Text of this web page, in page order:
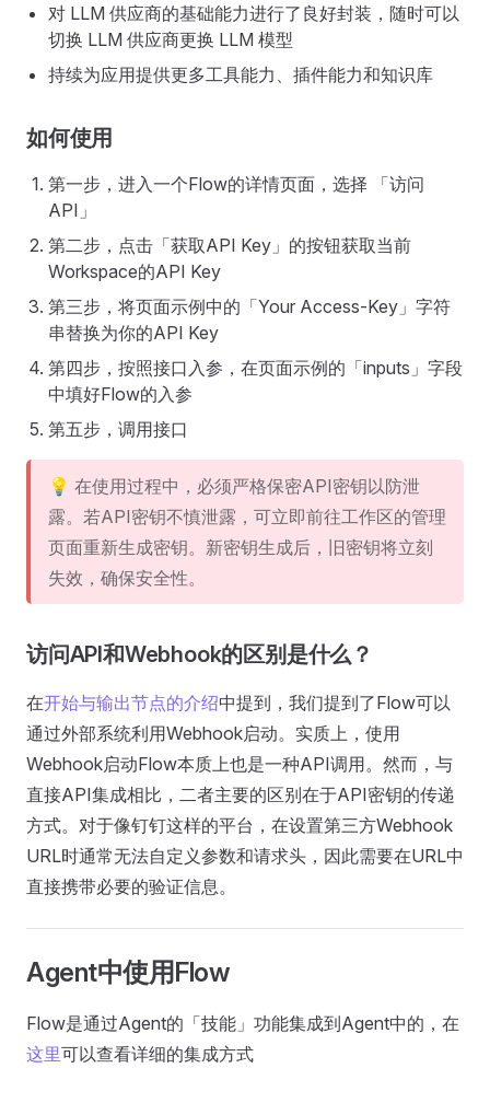
对 LLM 供应商的基础能力进行了良好封装，随时可以
切换 LLM 供应商更换 LLM 模型
持续为应用提供更多工具能力、插件能力和知识库
如何使用
第一步，进入一个Flow的详情页面，选择 「访问
API」
第二步，点击「获取API Key」的按钮获取当前
Workspace的API Key
第三步，将页面示例中的「Your Access-Key」字符
串替换为你的API Key
第四步，按照接口入参，在页面示例的「inputs」字段
中填好Flow的入参
第五步，调用接口
💡 在使用过程中，必须严格保密API密钥以防泄
露。若API密钥不慎泄露，可立即前往工作区的管理
页面重新生成密钥。新密钥生成后，旧密钥将立刻
失效，确保安全性。
访问API和Webhook的区别是什么？
在开始与输出节点的介绍中提到，我们提到了Flow可以
通过外部系统利用Webhook启动。实质上，使用
Webhook启动Flow本质上也是一种API调用。然而，与
直接API集成相比，二者主要的区别在于API密钥的传递
方式。对于像钉钉这样的平台，在设置第三方Webhook
URL时通常无法自定义参数和请求头，因此需要在URL中
直接携带必要的验证信息。
Agent中使用Flow
Flow是通过Agent的「技能」功能集成到Agent中的，在
这里可以查看详细的集成方式